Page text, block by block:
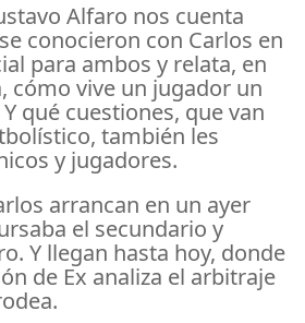
Alfaro nos cuenta
conocieron con Carlos en
para ambos y relata, en
cómo vive un jugador un
qué cuestiones, que van
también les
y jugadores.
arrancan en un ayer
el secundario y
Y llegan hasta hoy, donde
de Ex analiza el arbitraje